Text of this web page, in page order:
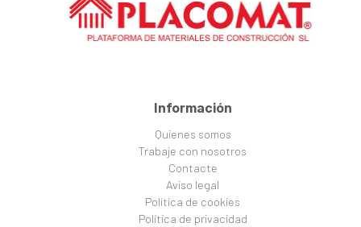
Información
Quienes somos
Trabaje con nosotros
Contacte
Aviso legal
Política de cookies
Política de privacidad